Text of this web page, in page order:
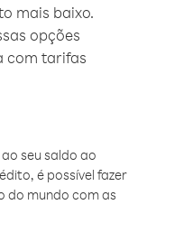
mais baixo.
opções
com tarifas
seu saldo ao
é possível fazer
do mundo com as